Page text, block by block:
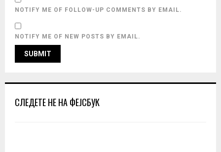
NOTIFY ME OF FOLLOW-UP COMMENTS BY EMAIL.
NOTIFY ME OF NEW POSTS BY EMAIL.
СЛЕДЕТЕ НЕ НА ФЕЈСБУК